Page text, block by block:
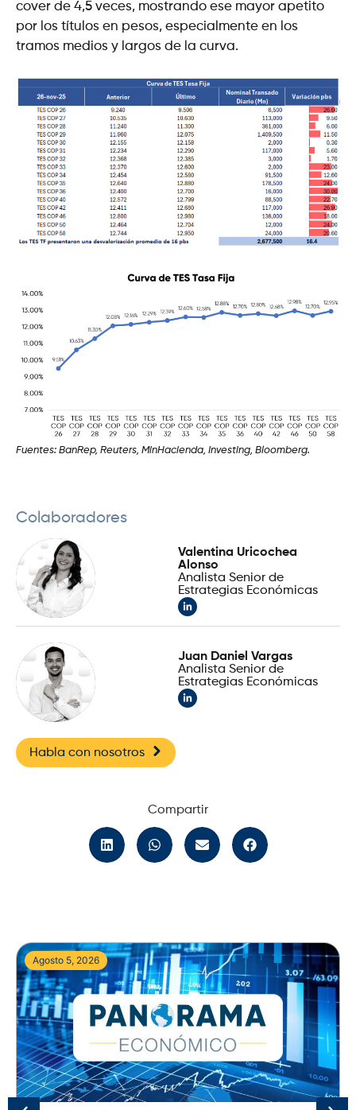
cover de 4,5 veces, mostrando ese mayor apetito
por los títulos en pesos, especialmente en los
tramos medios y largos de la curva.
Fuentes: BanRep, Reuters, MinHacienda, Investing, Bloomberg.
Colaboradores
Valentina Uricochea
Alonso
Analista Senior de
Estrategias Económicas
Juan Daniel Vargas
Analista Senior de
Estrategias Económicas
Habla con nosotros
Compartir
Agosto 5, 2026